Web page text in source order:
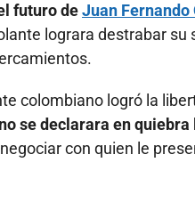
futuro deJuan Fernando
lograra destrabar
colombiano logró la
se declarara en quiebra
con quien le